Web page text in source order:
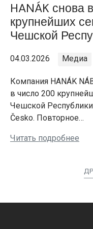
HANÁK снова
крупнейших
Чешской
04.03.2026 Медиа
Компания HANÁK
в число 200
Чешской
Česko. Повторное…
Читать подробнее